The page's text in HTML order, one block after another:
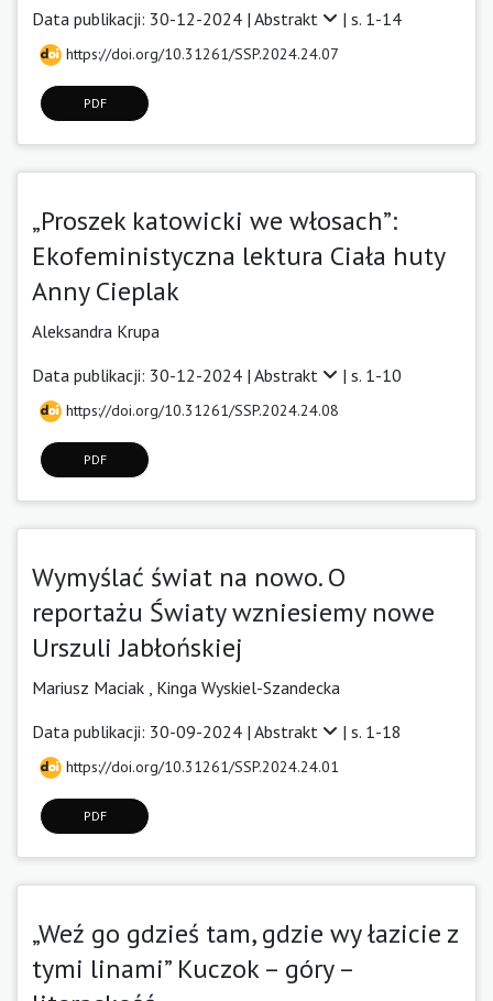
Data publikacji: 30-12-2024 | Abstrakt | s. 1-14
https://doi.org/10.31261/SSP.2024.24.07
PDF
„Proszek katowicki we włosach”:
Ekofeministyczna lektura Ciała huty
Anny Cieplak
Aleksandra Krupa
Data publikacji: 30-12-2024 | Abstrakt | s. 1-10
https://doi.org/10.31261/SSP.2024.24.08
PDF
Wymyślać świat na nowo. O
reportażu Światy wzniesiemy nowe
Urszuli Jabłońskiej
Mariusz Maciak Kinga Wyskiel-Szandecka
Data publikacji: 30-09-2024 | Abstrakt | s. 1-18
https://doi.org/10.31261/SSP.2024.24.01
PDF
„Weź go gdzieś tam, gdzie wy łazicie z
tymi linami” Kuczok – góry –